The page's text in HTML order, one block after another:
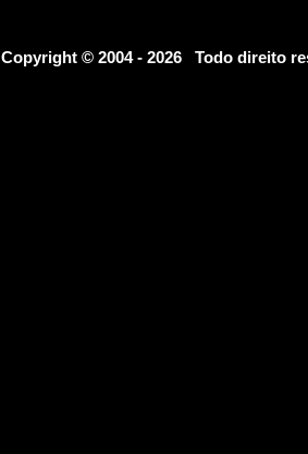
Copyright © 2004 - 2026 Todo direito